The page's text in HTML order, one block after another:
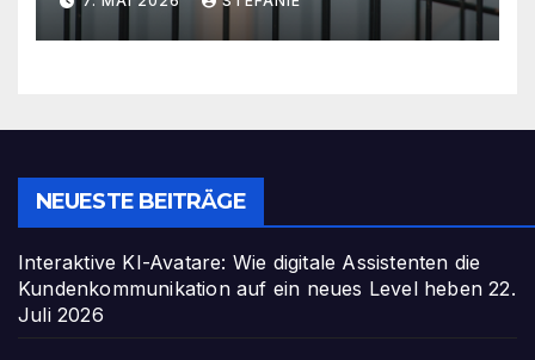
NEUESTE BEITRÄGE
Interaktive KI-Avatare: Wie digitale Assistenten die
Kundenkommunikation auf ein neues Level heben 22.
Juli 2026